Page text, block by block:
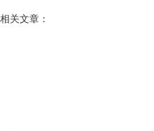
相关文章：